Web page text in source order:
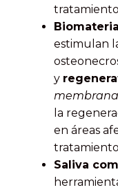
estimulan
y
la
en áreas
tratamiento
Saliva